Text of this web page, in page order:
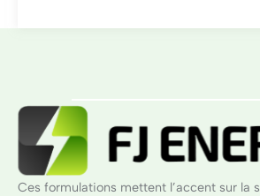
Ces formulations mettent l’accent sur la